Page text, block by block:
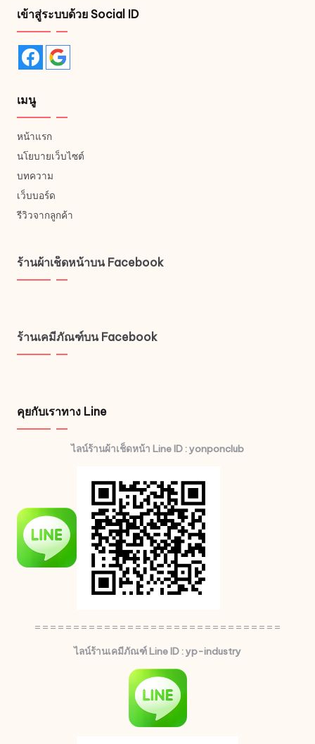
เข้าสู่ระบบด้วย Social ID
เมนู
หน้าแรก
นโยบายเว็บไซต์
บทความ
เว็บบอร์ด
รีวิวจากลูกค้า
ร้านผ้าเช็ดหน้าบน Facebook
ร้านเคมีภัณฑ์บน Facebook
คุยกับเราทาง Line
ไลน์ร้านผ้าเช็ดหน้า Line ID : yonponclub
================================
ไลน์ร้านเคมีภัณฑ์ Line ID : yp-industry